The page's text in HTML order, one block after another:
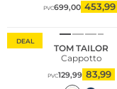
PVC699,00 453,99
DEAL
TOM TAILOR
Cappotto
PVC129,99 83,99